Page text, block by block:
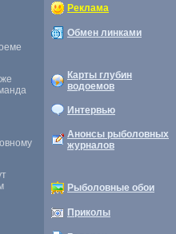
Реклама
Обмен линками
Карты глубин
водоемов
Интервью
Анонсы рыболовных
журналов
Рыболовные обои
Приколы